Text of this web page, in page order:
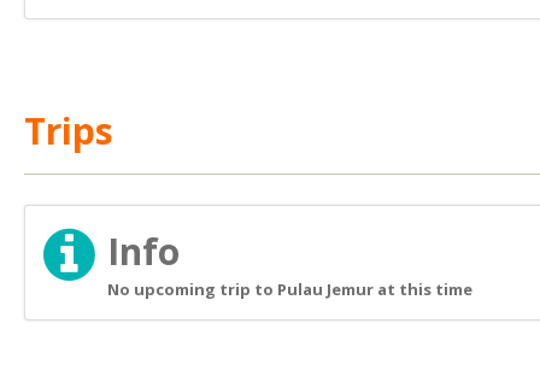
Trips
Info
No upcoming trip to Pulau Jemur at this time